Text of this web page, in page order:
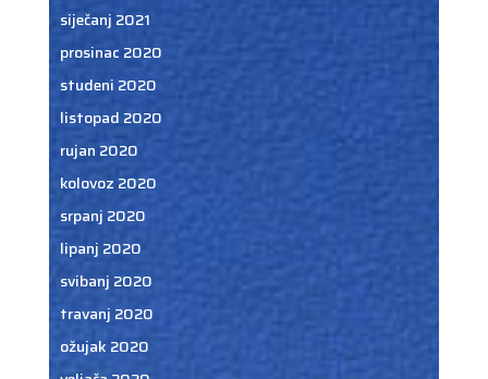
siječanj 2021
prosinac 2020
studeni 2020
listopad 2020
rujan 2020
kolovoz 2020
srpanj 2020
lipanj 2020
svibanj 2020
travanj 2020
ožujak 2020